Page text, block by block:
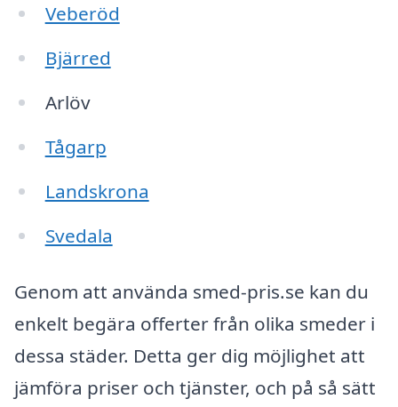
Veberöd
Bjärred
Arlöv
Tågarp
Landskrona
Svedala
Genom att använda smed-pris.se kan du
enkelt begära offerter från olika smeder i
dessa städer. Detta ger dig möjlighet att
jämföra priser och tjänster, och på så sätt